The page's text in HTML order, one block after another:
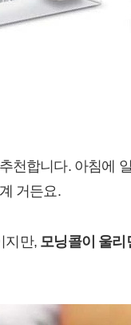
천합니다. 아침에
거든요.
지만, 모닝콜이 울리